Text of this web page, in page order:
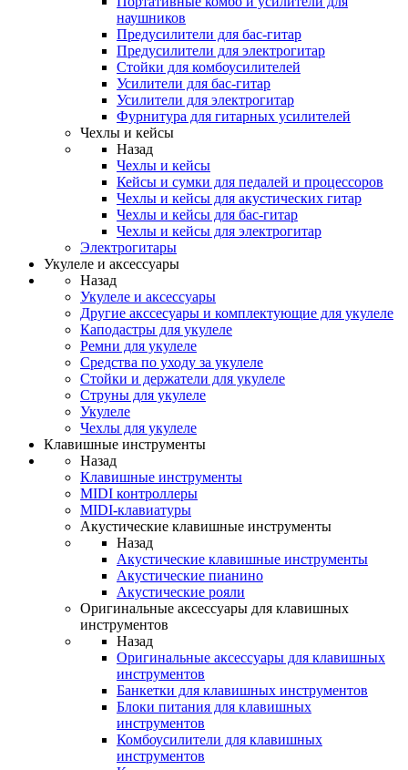
наушников
Предусилители для бас-гитар
Предусилители для электрогитар
Стойки для комбоусилителей
Усилители для бас-гитар
Усилители для электрогитар
Фурнитура для гитарных усилителей
Чехлы и кейсы
Назад
Чехлы и кейсы
Кейсы и сумки для педалей и процессоров
Чехлы и кейсы для акустических гитар
Чехлы и кейсы для бас-гитар
Чехлы и кейсы для электрогитар
Электрогитары
Укулеле и аксессуары
Назад
Укулеле и аксессуары
Другие акссесуары и комплектующие для укулеле
Каподастры для укулеле
Ремни для укулеле
Средства по уходу за укулеле
Стойки и держатели для укулеле
Струны для укулеле
Укулеле
Чехлы для укулеле
Клавишные инструменты
Назад
Клавишные инструменты
MIDI контроллеры
MIDI-клавиатуры
Акустические клавишные инструменты
Назад
Акустические клавишные инструменты
Акустические пианино
Акустические рояли
Оригинальные аксессуары для клавишных
инструментов
Назад
Оригинальные аксессуары для клавишных
инструментов
Банкетки для клавишных инструментов
Блоки питания для клавишных
инструментов
Комбоусилители для клавишных
инструментов